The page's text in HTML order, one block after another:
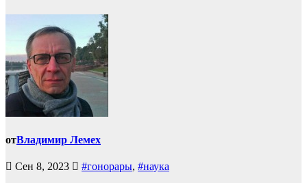
отВладимир Лемех
Сен 8, 2023 #гонорары, #наука